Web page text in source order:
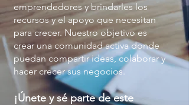
emprendedores y brindarles los
recursos y el apoyo que necesitan
para crecer. Nuestro objetivo es
crear una comunidad activa donde
puedan compartir ideas, colaborar y
hacer crecer sus negocios.
¡Únete y sé parte de este